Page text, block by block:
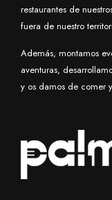
restaurantes de
fuera de nuestro
Además, montamos
aventuras,
y os damos de comer